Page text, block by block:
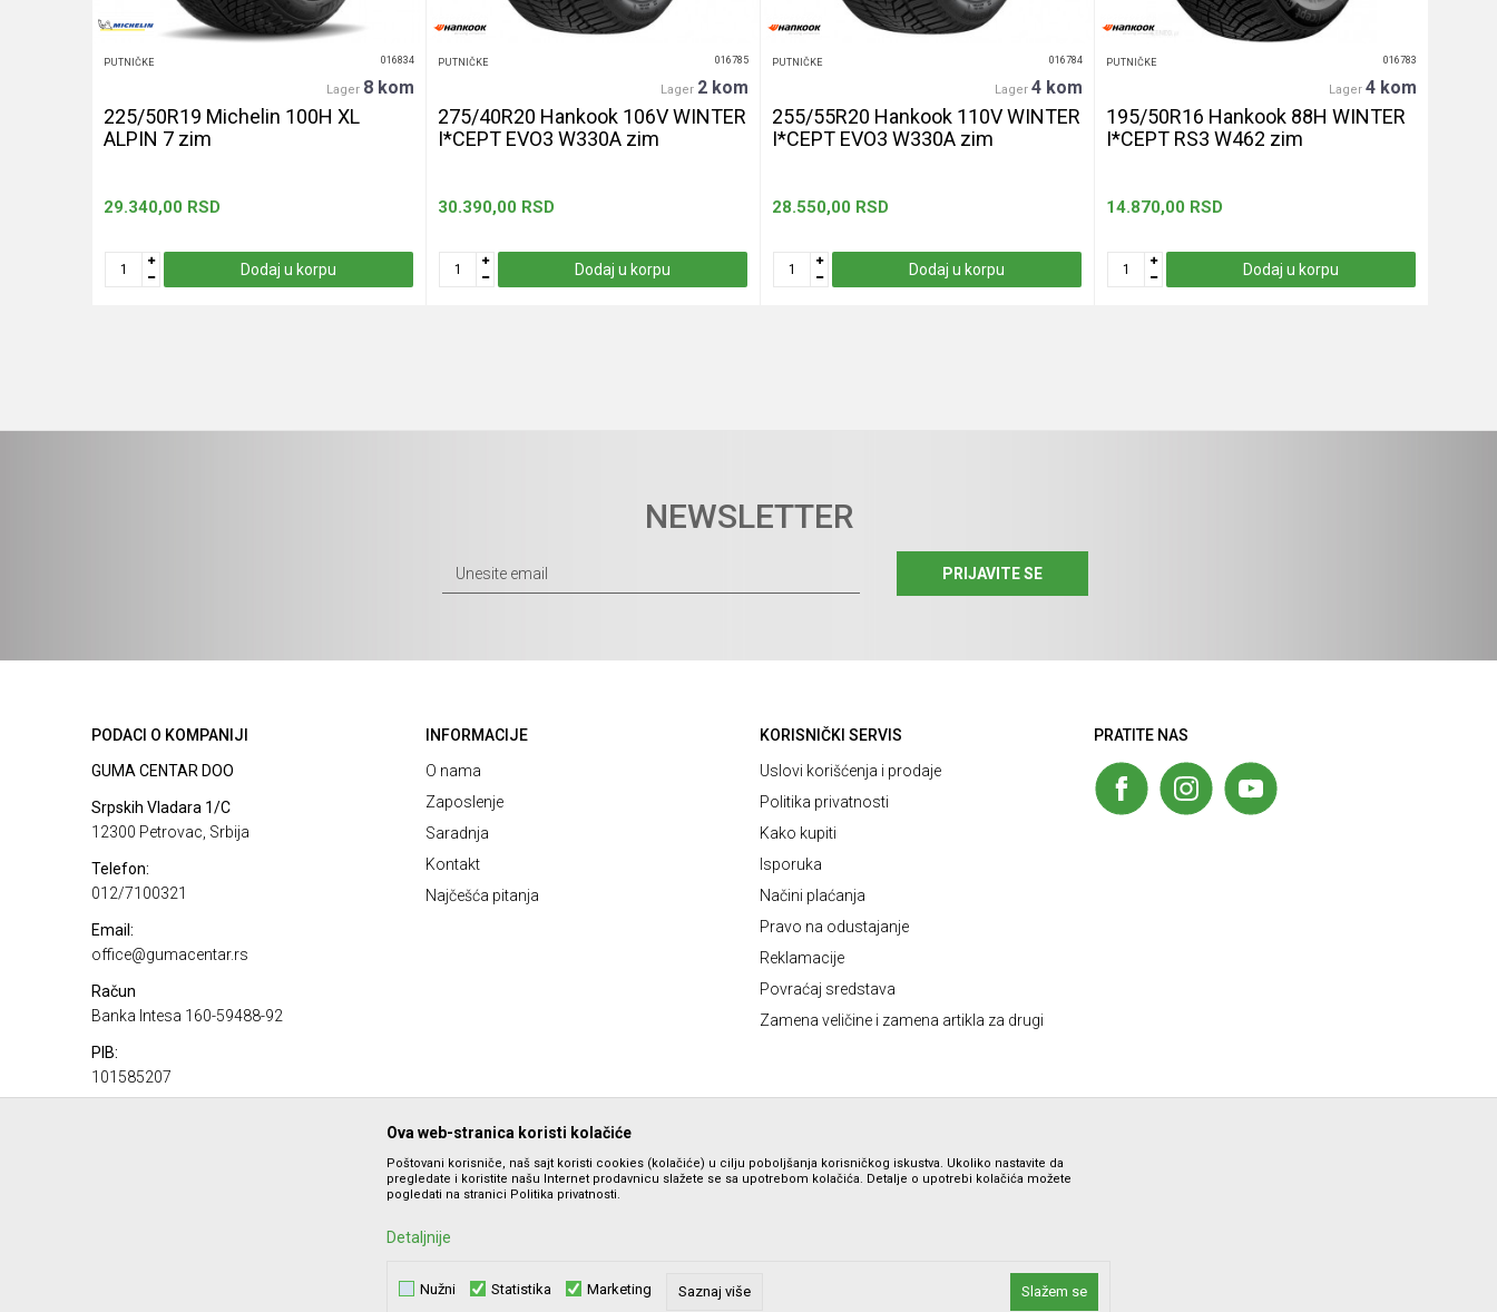
PUTNIČKE 016834
Lager 8 kom
225/50R19 Michelin 100H XL
ALPIN 7 zim
29.340,00 RSD
Dodaj u korpu
PUTNIČKE 016785
Lager 2 kom
275/40R20 Hankook 106V WINTER
I*CEPT EVO3 W330A zim
30.390,00 RSD
Dodaj u korpu
PUTNIČKE 016784
Lager 4 kom
255/55R20 Hankook 110V WINTER
I*CEPT EVO3 W330A zim
28.550,00 RSD
Dodaj u korpu
PUTNIČKE 016783
Lager 4 kom
195/50R16 Hankook 88H WINTER
I*CEPT RS3 W462 zim
14.870,00 RSD
Dodaj u korpu
NEWSLETTER
PRIJAVITE SE
PODACI O KOMPANIJI
GUMA CENTAR DOO
Srpskih Vladara 1/C
12300 Petrovac, Srbija
Telefon:
012/7100321
Email:
office@gumacentar.rs
Račun
Banka Intesa 160-59488-92
PIB:
101585207
INFORMACIJE
O nama
Zaposlenje
Saradnja
Kontakt
Najčešća pitanja
KORISNIČKI SERVIS
Uslovi korišćenja i prodaje
Politika privatnosti
Kako kupiti
Isporuka
Načini plaćanja
Pravo na odustajanje
Reklamacije
Povraćaj sredstava
Zamena veličine i zamena artikla za drugi
PRATITE NAS
Nastojimo da budemo što precizniji u opisu proizvoda, prikazu slika i samih cena, ali ne možemo garantovati da su sve informacije kompletne i bez grešaka. Svi artikli prikazani na sajtu su deo naše
ponude i ne podrazumeva da su dostupni u svakom trenutku. Raspoloživost robe možete proveriti pozivom Call Centra na 012/7100321.
Ova web-stranica koristi kolačiće
Poštovani korisniče, naš sajt koristi cookies (kolačiće) u cilju poboljšanja korisničkog iskustva. Ukoliko nastavite da
pregledate i koristite našu Internet prodavnicu slažete se sa upotrebom kolačića. Detalje o upotrebi kolačića možete
pogledati na stranici Politika privatnosti.
Detaljnije
Nužni Statistika Marketing Saznaj više Slažem se